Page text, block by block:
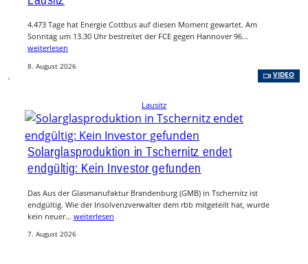
VIDEO
4.473 Tage hat Energie Cottbus auf diesen Moment gewartet. Am
Sonntag um 13.30 Uhr bestreitet der FCE gegen Hannover 96…
weiterlesen
8. August 2026
Lausitz
Solarglasproduktion in Tschernitz endet
endgültig: Kein Investor gefunden
Das Aus der Glasmanufaktur Brandenburg (GMB) in Tschernitz ist
endgültig. Wie der Insolvenzverwalter dem rbb mitgeteilt hat, wurde
kein neuer… weiterlesen
7. August 2026